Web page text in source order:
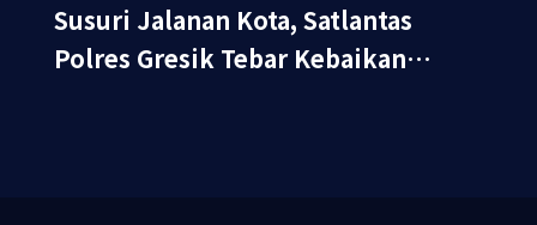
Susuri Jalanan Kota, Satlantas
Polres Gresik Tebar Kebaikan